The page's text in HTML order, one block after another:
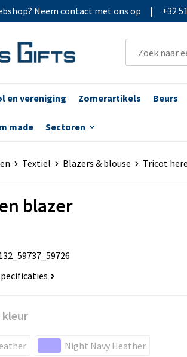
Neem contact met ons op | +32
en vereniging Zomerartikels Beurs
made Sectoren
Textiel Blazers & blouse Tricot
blazer
kleur
Night Navy Heather